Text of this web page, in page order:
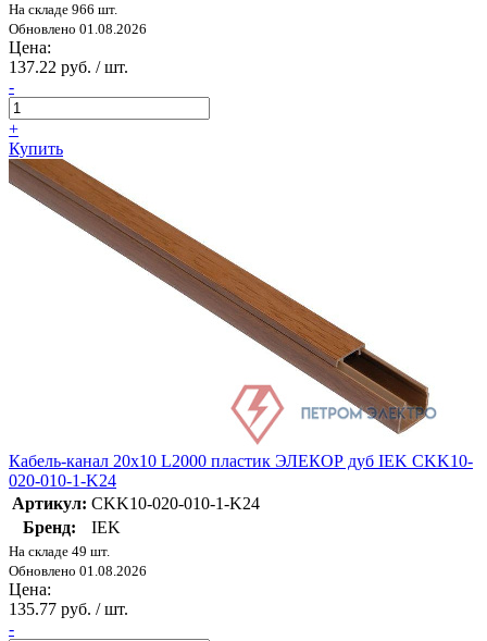
На складе 966 шт.
Обновлено 01.08.2026
Цена:
137.22 руб. / шт.
-
+
Купить
Кабель-канал 20х10 L2000 пластик ЭЛЕКОР дуб IEK CKK10-
020-010-1-K24
Артикул: CKK10-020-010-1-K24
Бренд:
IEK
На складе 49 шт.
Обновлено 01.08.2026
Цена:
135.77 руб. / шт.
-